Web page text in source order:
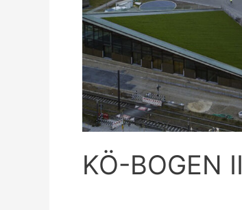
KÖ-BOGEN II